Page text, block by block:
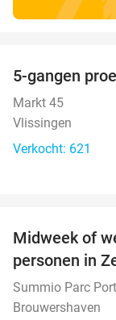
5-gangen
Markt 45
Vlissingen
Verkocht: 621
Midweek of
personen in
Summio Parc
Brouwershaven